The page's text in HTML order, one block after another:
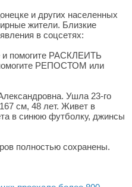
и других населенных
жители. Близкие
в соцсетях:
помогите РАСКЛЕИТЬ
РЕПОСТОМ или
Ушла 23-го
см, 48 лет. Живет в
в синюю футболку, джинсы
полностью сохранены.